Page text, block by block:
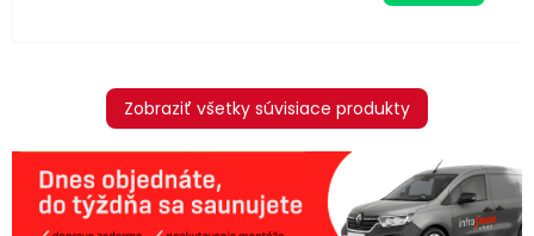
Zobraziť všetky súvisiace produkty